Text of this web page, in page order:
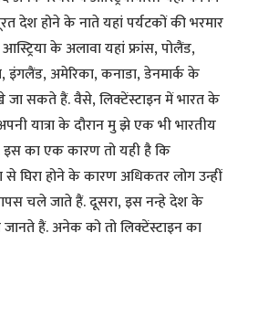
होने के नाते यहां पर्यटकों की भरमार
के अलावा यहां फ्रांस, पोलैंड,
इंगलैंड, अमेरिका, कनाडा, डेनमार्क के
जा सकते हैं. वैसे, लिक्टेंस्टाइन में भारत के
यात्रा के दौरान मु झे एक भी भारतीय
इस का एक कारण तो यही है कि
से घिरा होने के कारण अधिकतर लोग उन्हीं
चले जाते हैं. दूसरा, इस नन्हे देश के
हैं. अनेक को तो लिक्टेंस्टाइन का